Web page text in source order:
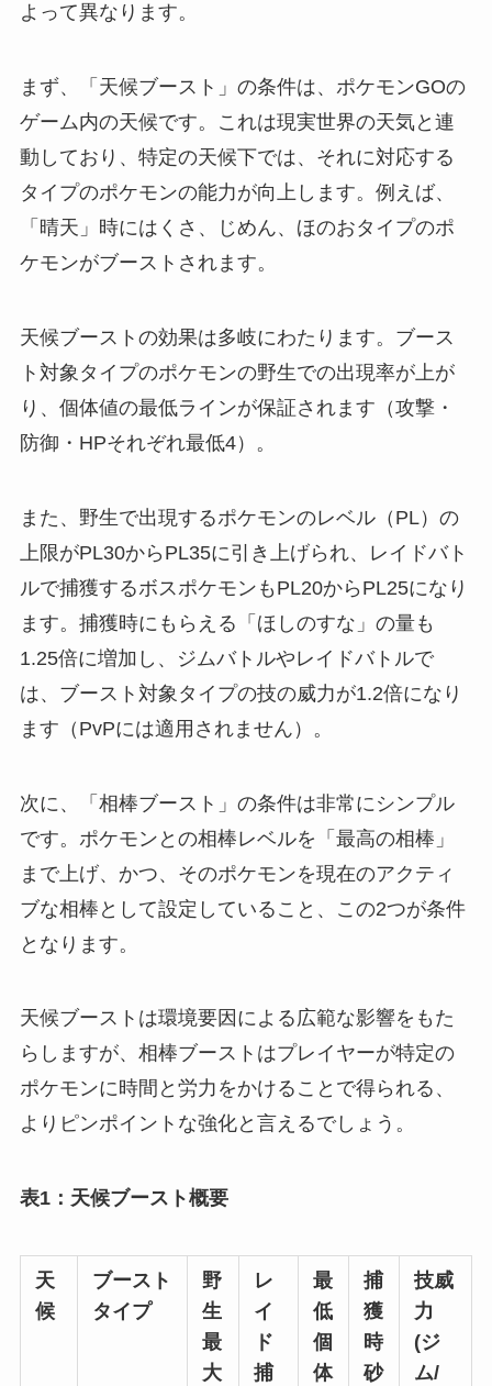
よって異なります。
まず、「天候ブースト」の条件は、ポケモンGOの
ゲーム内の天候です。これは現実世界の天気と連
動しており、特定の天候下では、それに対応する
タイプのポケモンの能力が向上します。例えば、
「晴天」時にはくさ、じめん、ほのおタイプのポ
ケモンがブーストされます。
天候ブーストの効果は多岐にわたります。ブース
ト対象タイプのポケモンの野生での出現率が上が
り、個体値の最低ラインが保証されます（攻撃・
防御・HPそれぞれ最低4）。
また、野生で出現するポケモンのレベル（PL）の
上限がPL30からPL35に引き上げられ、レイドバト
ルで捕獲するボスポケモンもPL20からPL25になり
ます。捕獲時にもらえる「ほしのすな」の量も
1.25倍に増加し、ジムバトルやレイドバトルで
は、ブースト対象タイプの技の威力が1.2倍になり
ます（PvPには適用されません）。
次に、「相棒ブースト」の条件は非常にシンプル
です。ポケモンとの相棒レベルを「最高の相棒」
まで上げ、かつ、そのポケモンを現在のアクティ
ブな相棒として設定していること、この2つが条件
となります。
天候ブーストは環境要因による広範な影響をもた
らしますが、相棒ブーストはプレイヤーが特定の
ポケモンに時間と労力をかけることで得られる、
よりピンポイントな強化と言えるでしょう。
表1：天候ブースト概要
天
候
ブースト
タイプ
野
生
最
大
レ
イ
ド
捕
最
低
個
体
捕
獲
時
砂
技威
力
(ジ
ム/